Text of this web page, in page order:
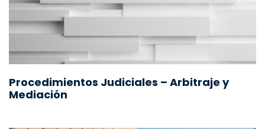
Procedimientos Judiciales – Arbitraje y
Mediación